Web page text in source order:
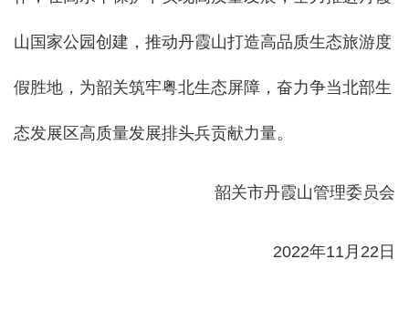
山国家公园创建，推动丹霞山打造高品质生态旅游度
假胜地，为韶关筑牢粤北生态屏障，奋力争当北部生
态发展区高质量发展排头兵贡献力量。
韶关市丹霞山管理委员会
2022年11月22日